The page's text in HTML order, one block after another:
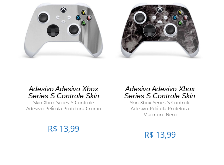
ADICIONAR AO CARRINHO
Adesivo Adesivo Xbox
Series S Controle Skin
Skin Xbox Series S Controle
Adesivo Película Protetora Cromo
R$ 13,99
ADICIONAR AO CARRINHO
Adesivo Adesivo Xbox
Series S Controle Skin
Skin Xbox Series S Controle
Adesivo Película Protetora
Marmore Nero
R$ 13,99